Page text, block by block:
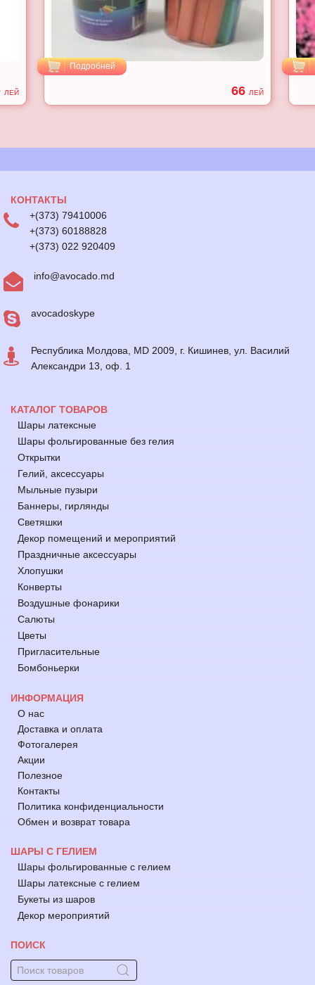
ЛЕЙ
Подробней
66 ЛЕЙ
КОНТАКТЫ
+(373) 79410006
+(373) 60188828
+(373) 022 920409
info@avocado.md
avocadoskype
Республика Молдова, MD 2009, г. Кишинев, ул. Василий
Александри 13, оф. 1
КАТАЛОГ ТОВАРОВ
Шары латексные
Шары фольгированные без гелия
Открытки
Гелий, аксессуары
Мыльные пузыри
Баннеры, гирлянды
Светяшки
Декор помещений и мероприятий
Праздничные аксессуары
Хлопушки
Конверты
Воздушные фонарики
Салюты
Цветы
Пригласительные
Бомбоньерки
ИНФОРМАЦИЯ
О нас
Доставка и оплата
Фотогалерея
Акции
Полезное
Контакты
Политика конфиденциальности
Обмен и возврат товара
ШАРЫ С ГЕЛИЕМ
Шары фольгированные с гелием
Шары латексные с гелием
Букеты из шаров
Декор мероприятий
ПОИСК